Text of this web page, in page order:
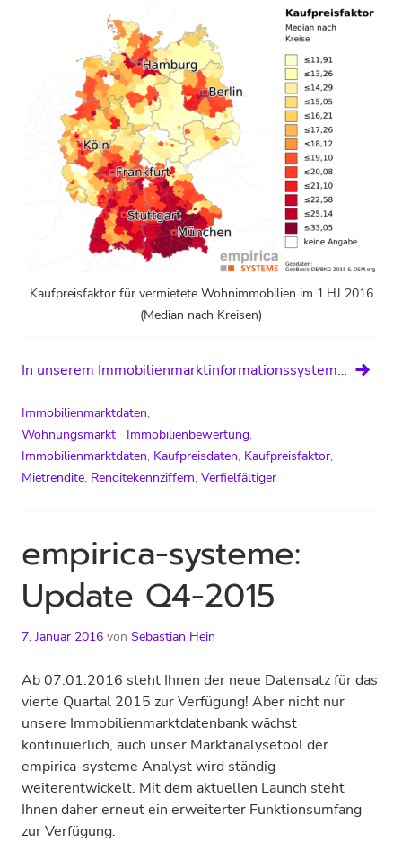
Kaufpreisfaktor für vermietete Wohnimmobilien im 1.HJ 2016
(Median nach Kreisen)
In unserem Immobilienmarktinformationssystem…
Immobilienmarktdaten,
Wohnungsmarkt
Immobilienbewertung,
Immobilienmarktdaten, Kaufpreisdaten, Kaufpreisfaktor,
Mietrendite, Renditekennziffern, Verfielfältiger
empirica-systeme:
Update Q4-2015
7. Januar 2016 von Sebastian Hein
Ab 07.01.2016 steht Ihnen der neue Datensatz für das
vierte Quartal 2015 zur Verfügung! Aber nicht nur
unsere Immobilien­markt­datenbank wächst
kontinuierlich, auch unser Marktanalysetool der
empirica-systeme Analyst wird ständig
weiterentwickelt. Mit dem aktuellen Launch steht
Ihnen daher erneut ein erweiterter Funktionsumfang
zur Verfügung.